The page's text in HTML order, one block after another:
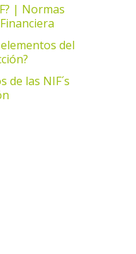
| Normas
del
de las NIF´s